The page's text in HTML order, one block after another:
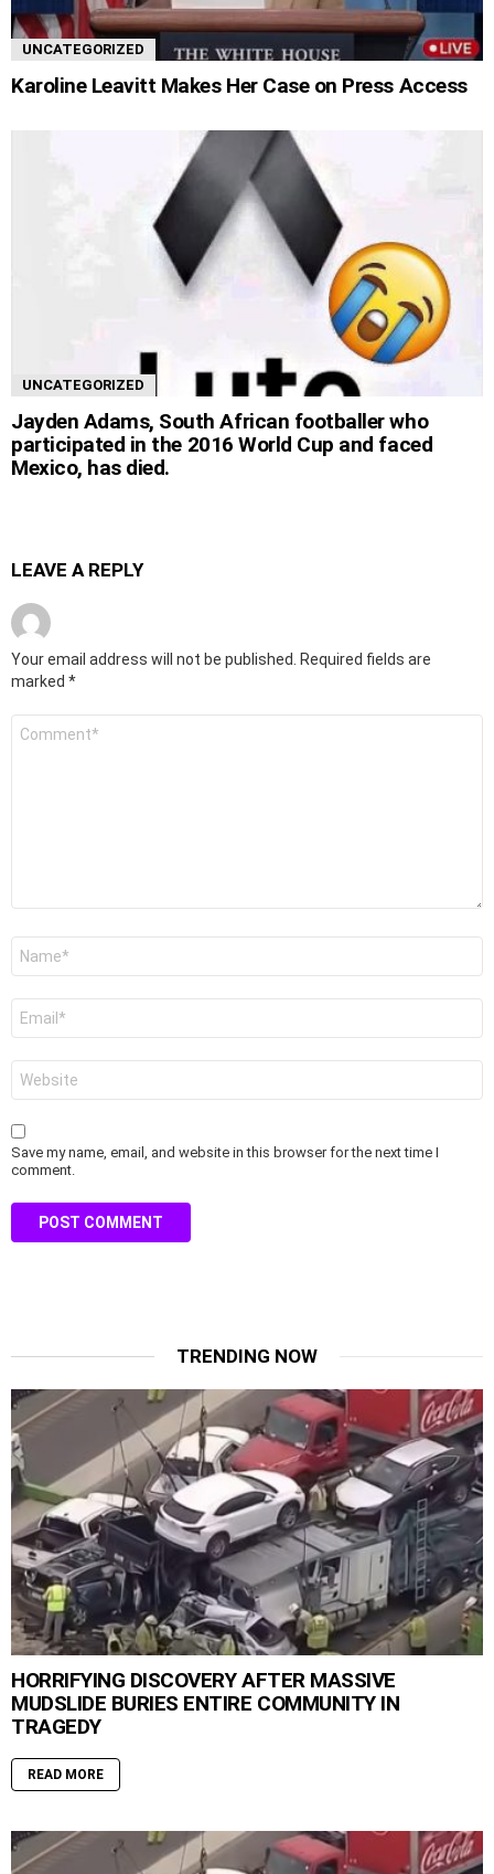
UNCATEGORIZED
Karoline Leavitt Makes Her Case on Press Access
UNCATEGORIZED
Jayden Adams, South African footballer who
participated in the 2016 World Cup and faced
Mexico, has died.
LEAVE A REPLY
Your email address will not be published.
Required fields are
marked *
Save my name, email, and website in this browser for the next time I
comment.
TRENDING NOW
HORRIFYING DISCOVERY AFTER MASSIVE
MUDSLIDE BURIES ENTIRE COMMUNITY IN
TRAGEDY
READ MORE